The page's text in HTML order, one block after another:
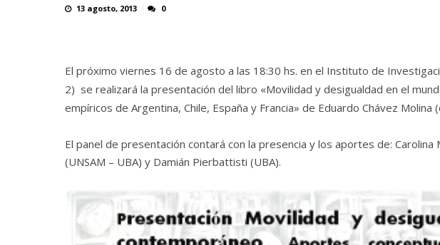
13 agosto, 2013 0
El próximo viernes 16 de agosto a las 18:30 hs. en el Instituto de
2) se realizará la presentación del libro «Movilidad y desigualdad en el
empíricos de Argentina, Chile, España y Francia» de Eduardo Chávez Molina
El panel de presentación contará con la presencia y los aportes de:
(UNSAM – UBA) y Damián Pierbattisti (UBA).